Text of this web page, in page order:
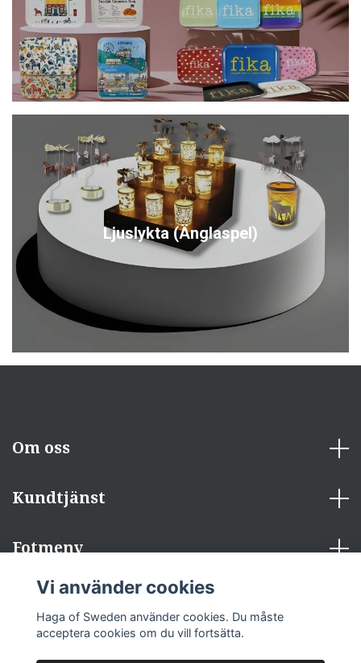
Ljuslykta (Änglaspel)
Om oss
Kundtjänst
Fotmeny
Sociala medier
Vi använder cookies
Haga of Sweden använder cookies. Du måste
acceptera cookies om du vill fortsätta.